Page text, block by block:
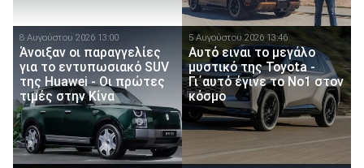
8 Αυγούστου 2026 13:00
Άνοιξαν οι παραγγελίες
για το εντυπωσιακό SUV
της Huawei - Οι πρώτες
τιμές στην Κίνα
5 Αυγούστου 2026 13:46
Αυτό ειναι τo μεγάλο
μυστικό της Toyota -
Γι΄αυτό έγινε το Νο1 στον
κόσμο